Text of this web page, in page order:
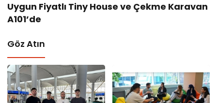
Uygun Fiyatlı Tiny House ve Çekme Karavan
A101’de
Göz Atın